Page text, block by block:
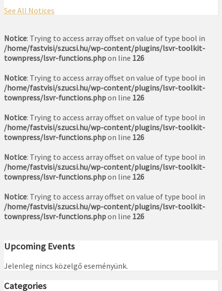
See All Notices
Notice: Trying to access array offset on value of type bool in
/home/fastvisi/szucsi.hu/wp-content/plugins/lsvr-toolkit-
townpress/lsvr-functions.phpon line 126
Notice: Trying to access array offset on value of type bool in
/home/fastvisi/szucsi.hu/wp-content/plugins/lsvr-toolkit-
townpress/lsvr-functions.phpon line 126
Notice: Trying to access array offset on value of type bool in
/home/fastvisi/szucsi.hu/wp-content/plugins/lsvr-toolkit-
townpress/lsvr-functions.phpon line 126
Notice: Trying to access array offset on value of type bool in
/home/fastvisi/szucsi.hu/wp-content/plugins/lsvr-toolkit-
townpress/lsvr-functions.phpon line 126
Notice: Trying to access array offset on value of type bool in
/home/fastvisi/szucsi.hu/wp-content/plugins/lsvr-toolkit-
townpress/lsvr-functions.phpon line 126
Upcoming Events
Jelenleg nincs közelgő eseményünk.
Categories